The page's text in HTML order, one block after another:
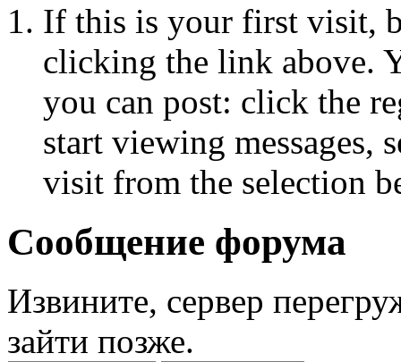
If this is your first visit,
clicking the link above.
you can post: click the
start viewing messages,
visit from the selection
Сообщение форума
Извините, сервер
зайти позже.